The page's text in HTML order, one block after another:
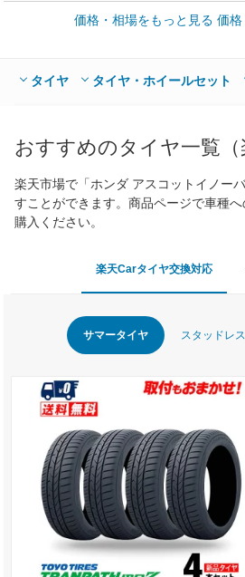
車買取価格 *
全国平均の車検価格 *
*当該価格は車種別の価格となります。
価格・相場をもっと見る 価格
タイヤ タイヤ・ホイールセット
おすすめのタイヤ一覧（
楽天市場で「ホンダ アスコットイノー
すことができます。商品ページで車種
購入ください。
楽天Carタイヤ交換対応
サマータイヤ スタッドレス